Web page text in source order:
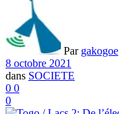
Par gakogoe
8 octobre 2021
dans SOCIETE
0 0
0